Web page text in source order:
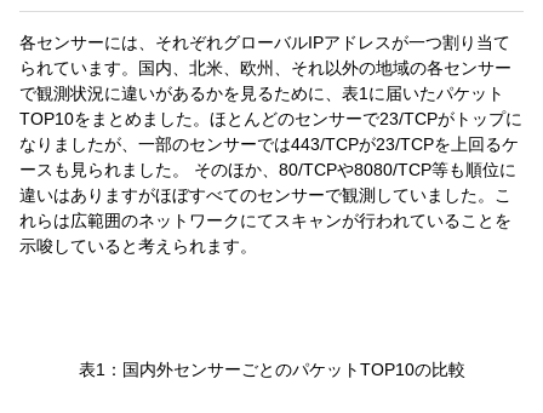
各センサーには、それぞれグローバルIPアドレスが一つ割り当て
られています。国内、北米、欧州、それ以外の地域の各センサー
で観測状況に違いがあるかを見るために、表1に届いたパケット
TOP10をまとめました。ほとんどのセンサーで23/TCPがトップに
なりましたが、一部のセンサーでは443/TCPが23/TCPを上回るケ
ースも見られました。 そのほか、80/TCPや8080/TCP等も順位に
違いはありますがほぼすべてのセンサーで観測していました。こ
れらは広範囲のネットワークにてスキャンが行われていることを
示唆していると考えられます。
表1：国内外センサーごとのパケットTOP10の比較